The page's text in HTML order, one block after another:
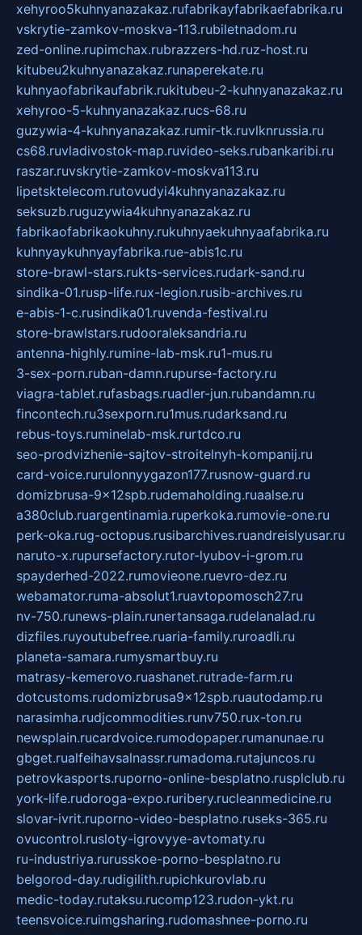
xehyroo5kuhnyanazakaz.rufabrikayfabrikaefabrika.ru
vskrytie-zamkov-moskva-113.rubiletnadom.ru
zed-online.rupimchax.rubrazzers-hd.ruz-host.ru
kitubeu2kuhnyanazakaz.runaperekate.ru
kuhnyaofabrikaufabrik.rukitubeu-2-kuhnyanazakaz.ru
xehyroo-5-kuhnyanazakaz.rucs-68.ru
guzywia-4-kuhnyanazakaz.rumir-tk.ruvlknrussia.ru
cs68.ruvladivostok-map.ruvideo-seks.rubankaribi.ru
raszar.ruvskrytie-zamkov-moskva113.ru
lipetsktelecom.rutovudyi4kuhnyanazakaz.ru
seksuzb.ruguzywia4kuhnyanazakaz.ru
fabrikaofabrikaokuhny.rukuhnyaekuhnyaafabrika.ru
kuhnyaykuhnyayfabrika.rue-abis1c.ru
store-brawl-stars.rukts-services.rudark-sand.ru
sindika-01.rusp-life.rux-legion.rusib-archives.ru
e-abis-1-c.rusindika01.ruvenda-festival.ru
store-brawlstars.rudooraleksandria.ru
antenna-highly.rumine-lab-msk.ru1-mus.ru
3-sex-porn.ruban-damn.rupurse-factory.ru
viagra-tablet.rufasbags.ruadler-jun.rubandamn.ru
fincontech.ru3sexporn.ru1mus.rudarksand.ru
rebus-toys.ruminelab-msk.rurtdco.ru
seo-prodvizhenie-sajtov-stroitelnyh-kompanij.ru
card-voice.rurulonnyygazon177.rusnow-guard.ru
domizbrusa-9x12spb.rudemaholding.ruaalse.ru
a380club.ruargentinamia.ruperkoka.rumovie-one.ru
perk-oka.rug-octopus.rusibarchives.ruandreislyusar.ru
naruto-x.rupursefactory.rutor-lyubov-i-grom.ru
spayderhed-2022.rumovieone.ruevro-dez.ru
webamator.ruma-absolut1.ruavtopomosch27.ru
nv-750.runews-plain.runertansaga.rudelanalad.ru
dizfiles.ruyoutubefree.ruaria-family.ruroadli.ru
planeta-samara.rumysmartbuy.ru
matrasy-kemerovo.ruashanet.rutrade-farm.ru
dotcustoms.rudomizbrusa9x12spb.ruautodamp.ru
narasimha.rudjcommodities.runv750.rux-ton.ru
newsplain.rucardvoice.rumodopaper.rumanunae.ru
gbget.rualfeihavsalnassr.rumadoma.rutajuncos.ru
petrovkasports.ruporno-online-besplatno.rusplclub.ru
york-life.rudoroga-expo.ruribery.rucleanmedicine.ru
slovar-ivrit.ruporno-video-besplatno.ruseks-365.ru
ovucontrol.rusloty-igrovyye-avtomaty.ru
ru-industriya.rurusskoe-porno-besplatno.ru
belgorod-day.rudigilith.rupichkurovlab.ru
medic-today.rutaksu.rucomp123.rudon-ykt.ru
teensvoice.ruimgsharing.rudomashnee-porno.ru